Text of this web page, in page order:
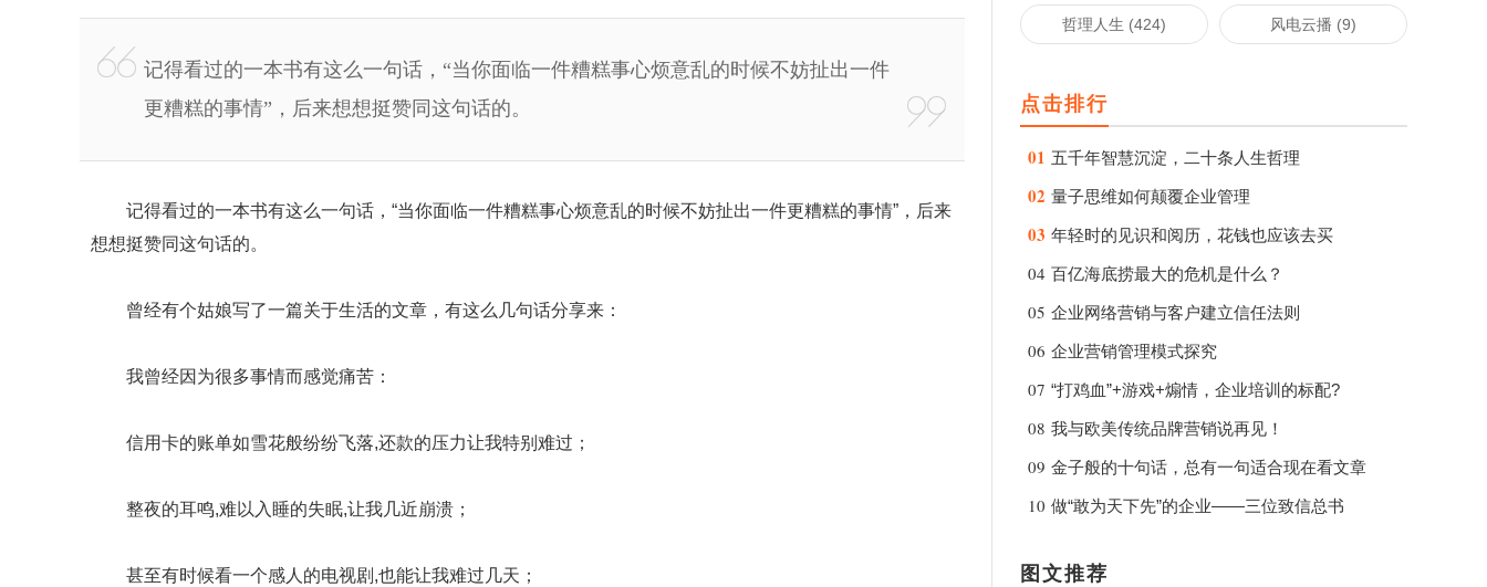
记得看过的一本书有这么一句话，“当你面临一件糟糕事心烦意乱的时候不妨扯出一件
更糟糕的事情”，后来想想挺赞同这句话的。
记得看过的一本书有这么一句话，“当你面临一件糟糕事心烦意乱的时候不妨扯出一件更糟糕的事情”，后来
想想挺赞同这句话的。
曾经有个姑娘写了一篇关于生活的文章，有这么几句话分享来：
我曾经因为很多事情而感觉痛苦：
信用卡的账单如雪花般纷纷飞落,还款的压力让我特别难过；
整夜的耳鸣,难以入睡的失眠,让我几近崩溃；
甚至有时候看一个感人的电视剧,也能让我难过几天；
哲理人生 (424) 风电云播 (9)
点击排行
01 五千年智慧沉淀，二十条人生哲理
02 量子思维如何颠覆企业管理
03 年轻时的见识和阅历，花钱也应该去买
04 百亿海底捞最大的危机是什么？
05 企业网络营销与客户建立信任法则
06 企业营销管理模式探究
07 “打鸡血”+游戏+煽情，企业培训的标配?
08 我与欧美传统品牌营销说再见！
09 金子般的十句话，总有一句适合现在看文章
10 做“敢为天下先”的企业——三位致信总书
图文推荐